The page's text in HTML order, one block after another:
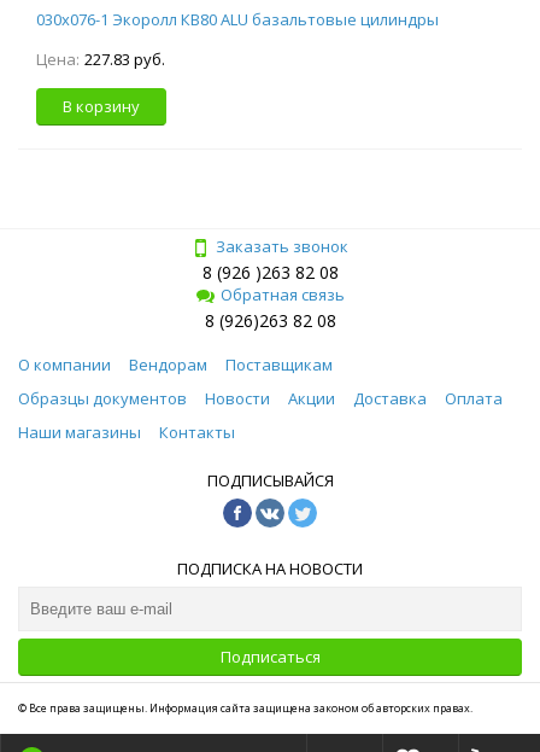
030х076-1 Экоролл КВ80 ALU базальтовые цилиндры
Цена: 227.83 руб.
В корзину
Заказать звонок
8 (926 )263 82 08
Обратная связь
8 (926)263 82 08
О компании Вендорам
Поставщикам
Образцы документов
Новости Акции Доставка
Оплата
Наши магазины
Контакты
ПОДПИСЫВАЙСЯ
ПОДПИСКА НА НОВОСТИ
Подписаться
© Все права защищены. Информация сайта защищена законом об авторских правах.